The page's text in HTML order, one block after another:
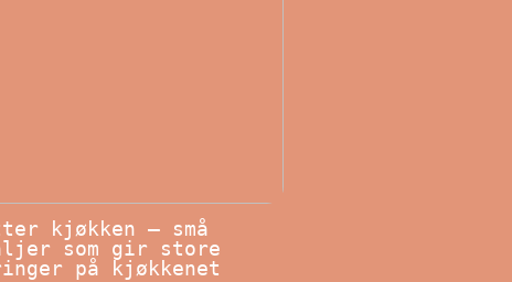
kjøkken – små
som gir store
på kjøkkenet